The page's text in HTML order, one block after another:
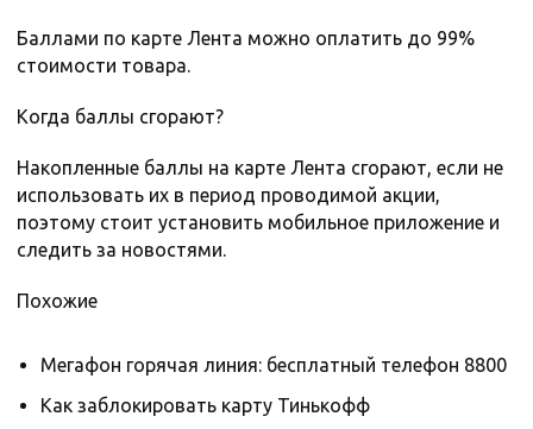
Баллами по карте Лента можно оплатить до 99%
стоимости товара.
Когда баллы сгорают?
Накопленные баллы на карте Лента сгорают, если не
использовать их в период проводимой акции,
поэтому стоит установить мобильное приложение и
следить за новостями.
Похожие
Мегафон горячая линия: бесплатный телефон 8800
Как заблокировать карту Тинькофф